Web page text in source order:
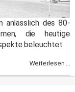
anlässlich des 80-
die heutige
beleuchtet.
Weiterlesen ...